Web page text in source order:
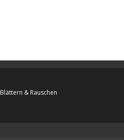
Blättern & Rauschen